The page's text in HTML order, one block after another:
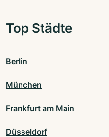
Top Städte
Berlin
München
Frankfurt am Main
Düsseldorf